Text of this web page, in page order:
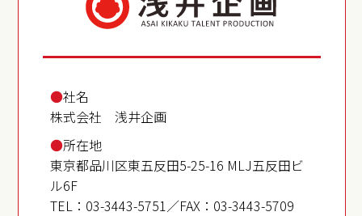
●社名
株式会社 浅井企画
●所在地
東京都品川区東五反田5-25-16 MLJ五反田ビ
ル6F
TEL： 03-3443-5751／FAX： 03-3443-5709